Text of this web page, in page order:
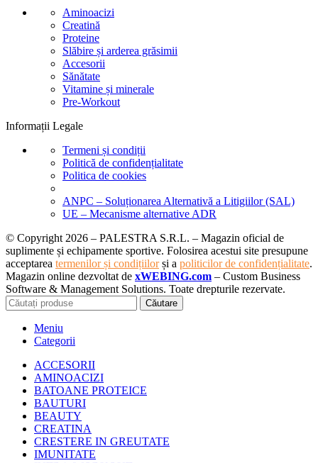
Aminoacizi
Creatină
Proteine
Slăbire și arderea grăsimii
Accesorii
Sănătate
Vitamine și minerale
Pre-Workout
Informații Legale
Termeni și condiții
Politică de confidențialitate
Politica de cookies
ANPC – Soluționarea Alternativă a Litigiilor (SAL)
UE – Mecanisme alternative ADR
© Copyright 2026 – PALESTRA S.R.L. – Magazin oficial de
suplimente și echipamente sportive. Folosirea acestui site presupune
acceptarea termenilor și condițiilorși a politicilor de confidențialitate.
Magazin online dezvoltat de xWEBING.com – Custom Business
Software & Management Solutions. Toate drepturile rezervate.
Căutare
Meniu
Categorii
ACCESORII
AMINOACIZI
BATOANE PROTEICE
BAUTURI
BEAUTY
CREATINA
CRESTERE IN GREUTATE
IMUNITATE